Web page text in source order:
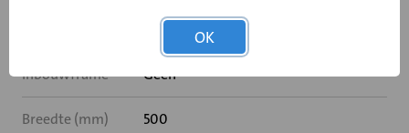
Nee
Inbouwframe Geen
Breedte (mm) 500
OK